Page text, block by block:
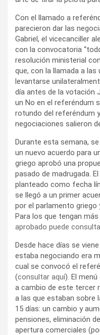
Con el llamado a
parecieron dar las
Gabriel, el vicecanciller
con la convocatoria
resolución ministerial
que, con la llamada a las
levantarse
día antes de la votación
un No en el referéndum
rotundo del referéndum
negociaciones salieron
Durante esta semana,
un nuevo acuerdo para
griego aprobó una
pasado de madrugada.
planteado como fecha
se llegó a un primer
por el parlamento
Para los que tengan
aprobado puede
Desde hace días se
estaba negociando era
cual se convocó el
(consultar aquí). El
a cambio de este tercer
a las que estaban sobre
15 días: un cambio y
pensiones, eliminación
apertura comerciales